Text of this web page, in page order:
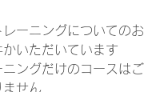
ーニングについてのお
かいただいています
ニングだけのコースはご
ません